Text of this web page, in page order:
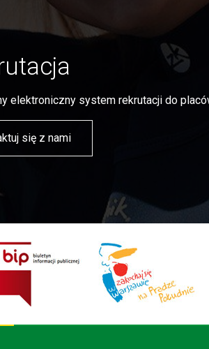
elektroniczny system rekrutacji do
się z nami